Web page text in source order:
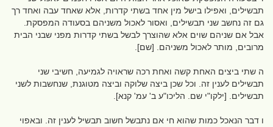
תבשילים, ואפילו בישל מין אחד בשתי קדרות, אלא שאחד עבה ואחד רך
גם זה נחשב שני תבשילים, ואסור לאכול משניהם בסעודה המפסקת.
אבל אם שניהם שוים אלא שהוצרך לבשל בשתי קדרות מפני שבני הבית
מרובים, מותר לאכול משניהם. [שם].
ה שתי ביצים האחת קשה ואחת רכה שראויה לגמיעה, חשיבי שני
תבשילים לענין זה. וכל שכן ביצה שלוקה וביצה מטוגנת, שנחשבות לשני
תבשילים. [ילקו"י שם. הליכו"ע ב' עמ' קנא].
ו דבר הנאכל כמות שהוא חי אם נתבשל חשוב תבשיל לענין זה. ובאפוי